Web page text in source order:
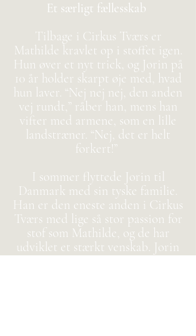
Et særligt fællesskab
Tilbage i Cirkus Tværs er
Mathilde kravlet op i stoffet igen.
Hun øver et nyt trick, og Jorin på
10 år holder skarpt øje med, hvad
hun laver. “Nej nej nej, den anden
vej rundt,” råber han, mens han
vifter med armene, som en lille
landstræner. “Nej, det er helt
forkert!”
I sommer flyttede Jorin til
Danmark med sin tyske familie.
Han er den eneste anden i Cirkus
Tværs med lige så stor passion for
stof som Mathilde, og de har
udviklet et stærkt venskab. Jorin